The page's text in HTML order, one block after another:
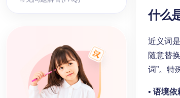
什么
近义词
随意替
词”。特
• 语境依